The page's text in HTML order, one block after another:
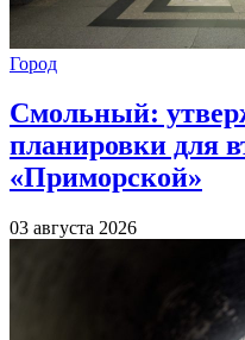
Город
Смольный:
планировки для
«Приморской»
03 августа 2026